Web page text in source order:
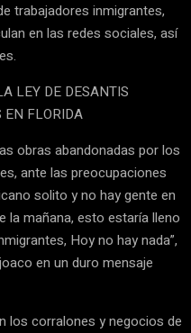
trabajadores inmigrantes,
en las redes sociales, así
LEY DE DESANTIS
EN FLORIDA
obras abandonadas por los
ante las preocupaciones
solito y no hay gente en
la mañana, esto estaría lleno
Hoy no hay nada”,
en un duro mensaje
los corralones y negocios de